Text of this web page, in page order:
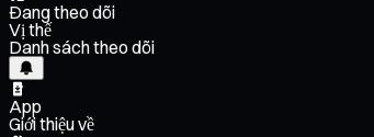
Đang theo dõi
Vị thế
Danh sách theo dõi
App
Giới thiệu về